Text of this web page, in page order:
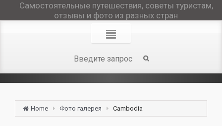
Самостоятельные путешествия, советы туристам,
отзывы и фото из разных стран
Home Фото галерея Cambodia